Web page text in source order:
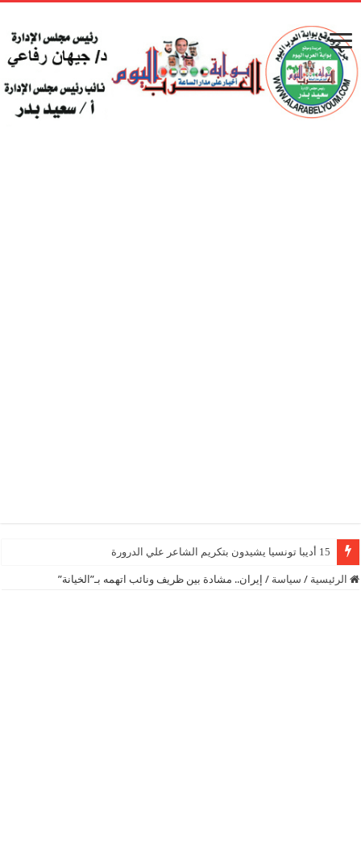
15 أديبا تونسيا يشيدون بتكريم الشاعر علي الدرورة
الرئيسية / سياسة / إيران.. مشادة بين ظريف ونائب اتهمه بـ”الخيانة”